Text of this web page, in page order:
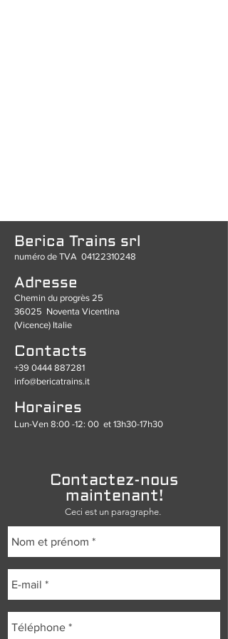
Berica Trains srl
numéro de TVA 04122310248
Adresse
Chemin du progrès 25
36025 Noventa Vicentina
(Vicence) Italie
Contacts
+39 0444 887281
info@bericatrains.it
Horaires
Lun-Ven 8:00 -12: 00 et 13h30-17h30
Contactez-nous
maintenant!
Ceci est un paragraphe.